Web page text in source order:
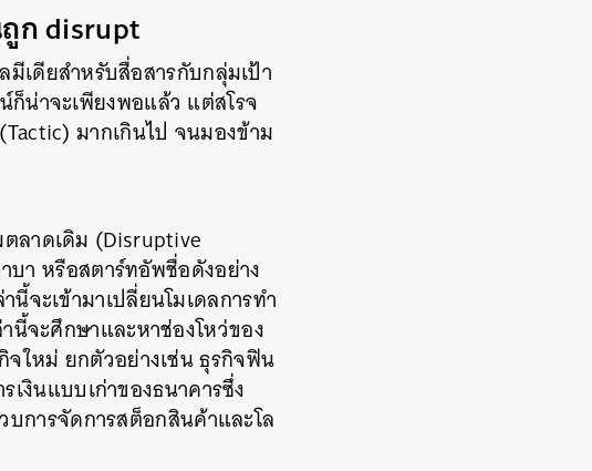
ก disrupt
เดียสำหรับสื่อสารกับกลุ่มเป้า
น่าจะเพียงพอแล้ว แต่สโรจ
มากเกินไป จนมองข้าม
ตลาดเดิม (Disruptive
บา หรือสตาร์ทอัพชื่อดังอย่าง
ะเข้ามาเปลี่ยนโมเดลการทำ
นี้จะศึกษาและหาช่องโหว่ของ
ใหม่ ยกตัวอย่างเช่น ธุรกิจฟิน
งินแบบเก่าของธนาคารซึ่ง
บการจัดการสต็อกสินค้าและโล